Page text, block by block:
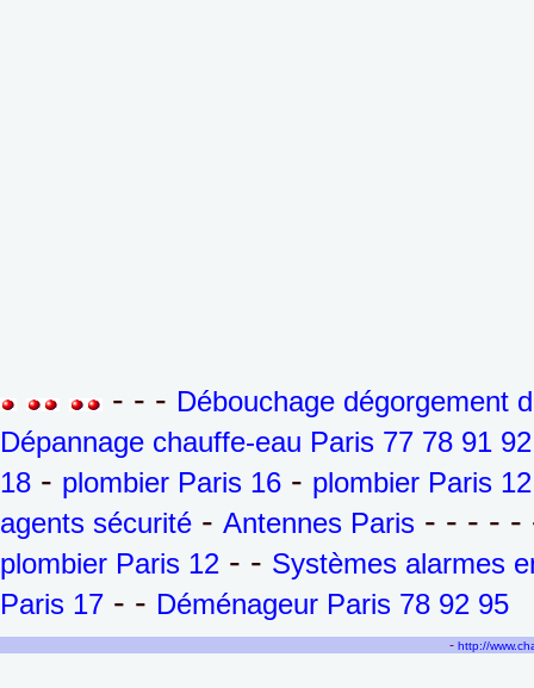
- - - Débouchage dégorgement
Dépannage chauffe-eau Paris 77 78 91
18 - plombier Paris 16 - plombier Paris 12
agents sécurité - Antennes Paris - - - -
plombier Paris 12 - - Systèmes alarmes
Paris 17 - - Déménageur Paris 78 92 95
- http://